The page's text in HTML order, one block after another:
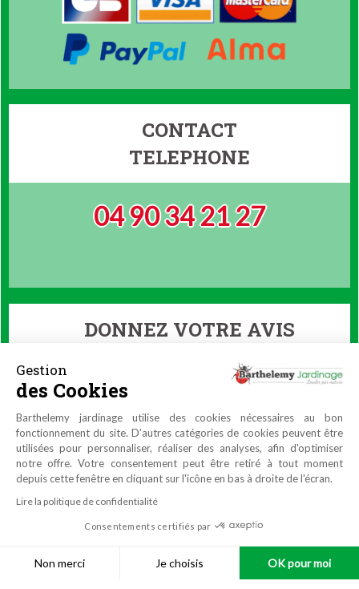
CONTACT
TELEPHONE
04 90 34 21 27
DONNEZ VOTRE AVIS
Gestion
des Cookies
Barthelemy jardinage utilise des cookies nécessaires au bon
fonctionnement du site. D’autres catégories de cookies peuvent être
utilisées pour personnaliser, réaliser des analyses, afin d'optimiser
notre offre. Votre consentement peut être retiré à tout moment
depuis cette fenêtre en cliquant sur l'icône en bas à droite de l'écran.
Lire la politique de confidentialité
Consentements certifiés par
Non merci Je choisis OK pour moi